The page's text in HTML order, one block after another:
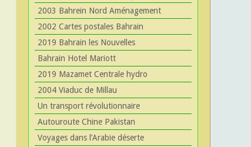
2003 Bahrein Nord Aménagement
2002 Cartes postales Bahrain
2019 Bahrain les Nouvelles
Bahrain Hotel Mariott
2019 Mazamet Centrale hydro
2004 Viaduc de Millau
Un transport révolutionnaire
Autouroute Chine Pakistan
Voyages dans l’Arabie déserte